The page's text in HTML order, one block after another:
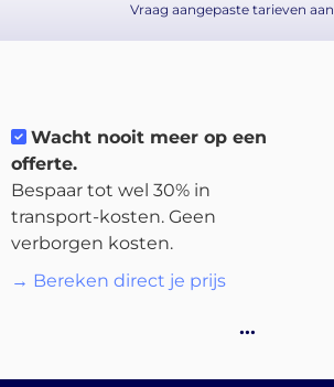
About
the
platform
Vraag aangepaste tarieven aan
Wacht nooit meer op een
offerte.
Bespaar tot wel 30% in
transport-kosten. Geen
verborgen kosten.
→ Bereken direct je prijs
…